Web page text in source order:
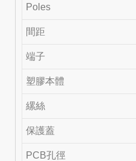
Poles
間距
端子
塑膠本體
縲絲
保護蓋
PCB孔徑